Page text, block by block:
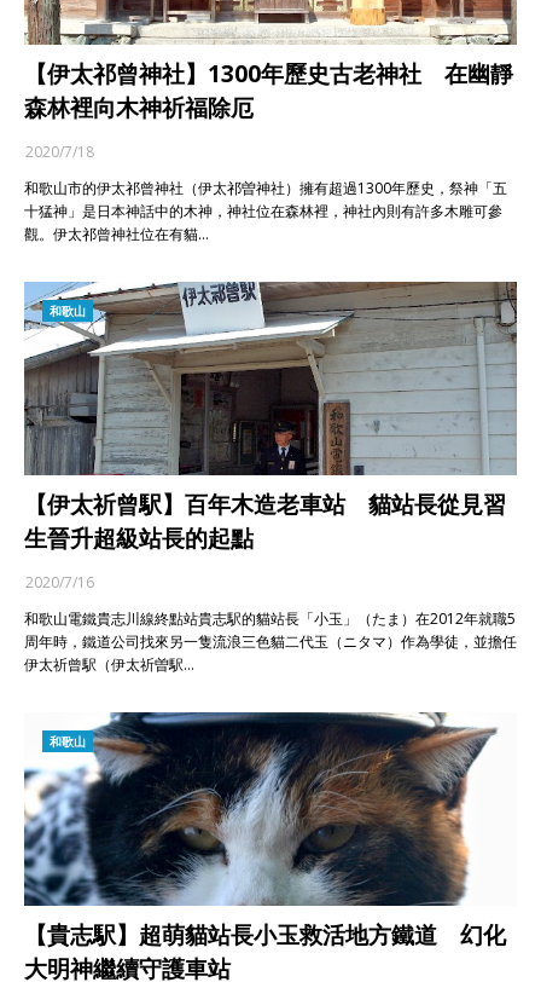
【伊太祁曾神社】1300年歷史古老神社 在幽靜
森林裡向木神祈福除厄
2020/7/18
和歌山市的伊太祁曾神社（伊太祁曽神社）擁有超過1300年歷史，祭神「五
十猛神」是日本神話中的木神，神社位在森林裡，神社內則有許多木雕可參
觀。伊太祁曾神社位在有貓…
和歌山
【伊太祈曾駅】百年木造老車站 貓站長從見習
生晉升超級站長的起點
2020/7/16
和歌山電鐵貴志川線終點站貴志駅的貓站長「小玉」（たま）在2012年就職5
周年時，鐵道公司找來另一隻流浪三色貓二代玉（ニタマ）作為學徒，並擔任
伊太祈曾駅（伊太祈曽駅…
和歌山
【貴志駅】超萌貓站長小玉救活地方鐵道 幻化
大明神繼續守護車站